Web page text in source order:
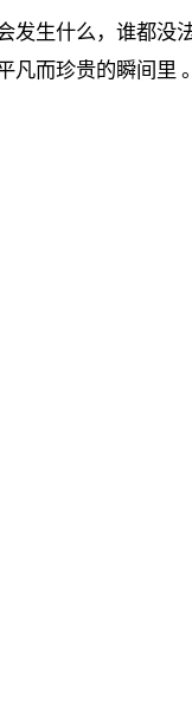
生什么，谁都没
而珍贵的瞬间里 。